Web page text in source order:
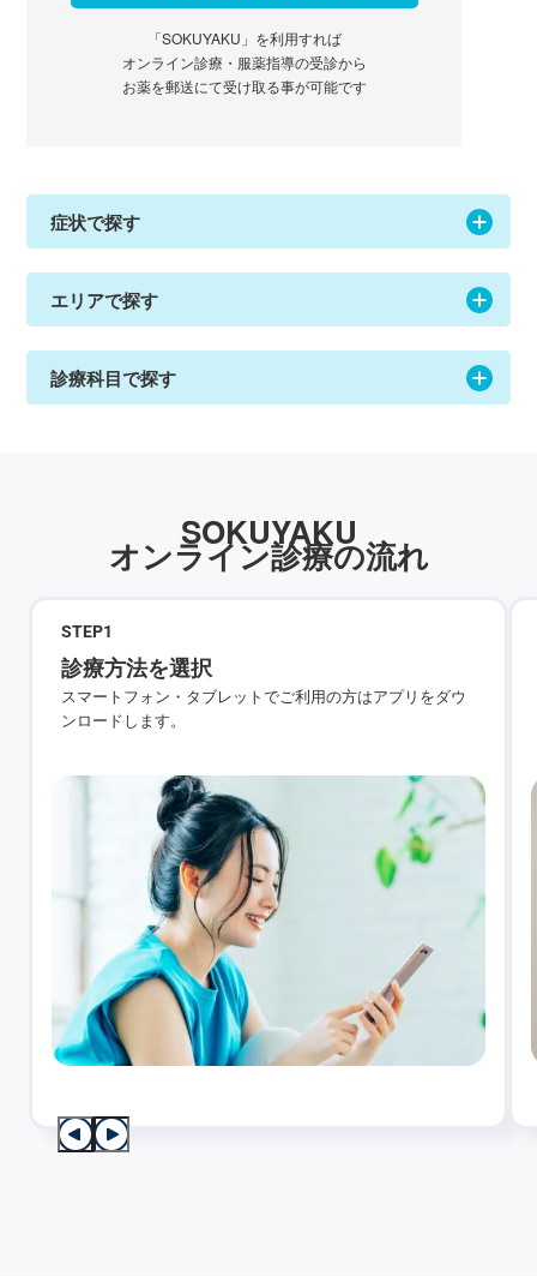
「SOKUYAKU」を利用すれば
オンライン診療・服薬指導の受診から
お薬を郵送にて受け取る事が可能です
症状で探す
エリアで探す
診療科目で探す
SOKUYAKU
オンライン診療の流れ
STEP1
診療方法を選択
スマートフォン・タブレットでご利用の方はアプリをダウ
ンロードします。